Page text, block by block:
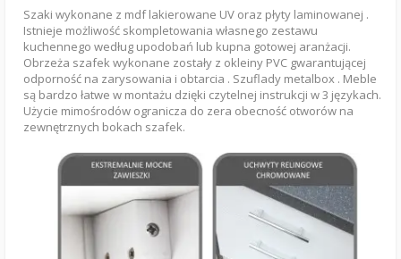
Szaki wykonane z mdf lakierowane UV oraz płyty laminowanej .
Istnieje możliwość skompletowania własnego zestawu
kuchennego według upodobań lub kupna gotowej aranżacji.
Obrzeża szafek wykonane zostały z okleiny PVC gwarantującej
odporność na zarysowania i obtarcia . Szuflady metalbox . Meble
są bardzo łatwe w montażu dzięki czytelnej instrukcji w 3 językach.
Użycie mimośrodów ogranicza do zera obecność otworów na
zewnętrznych bokach szafek.